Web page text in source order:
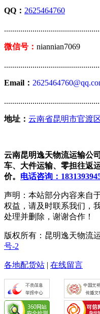
QQ： 2625464760
微信号： niannian7069
Email：
地址： 云南省昆明市官渡
云南昆明逸天物流运输公
车、大件运输、零担往返
价。 电话咨询：
声明：本站部分内容来自
权益，请及时联系我们，
处理并删除，谢谢合作！
版权所有：昆明逸天物流
号-2
各地配货站 | 在线留言